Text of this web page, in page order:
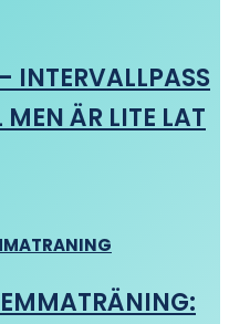
INTERVALLPASS
ÄR LITE LAT